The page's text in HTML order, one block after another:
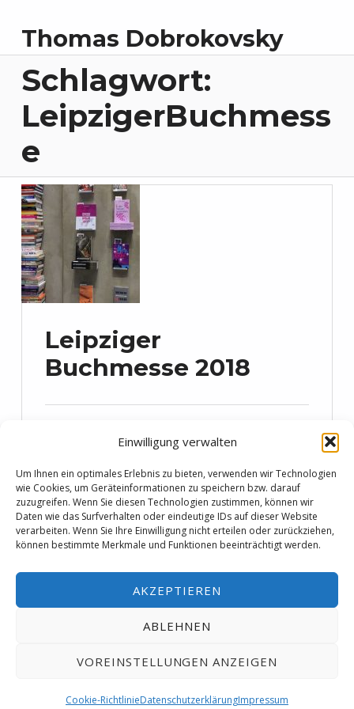
Einwilligung verwalten
Um Ihnen ein optimales Erlebnis zu bieten, verwenden wir Technologien
wie Cookies, um Geräteinformationen zu speichern bzw. darauf
zuzugreifen. Wenn Sie diesen Technologien zustimmen, können wir
Daten wie das Surfverhalten oder eindeutige IDs auf dieser Website
verarbeiten. Wenn Sie Ihre Einwilligung nicht erteilen oder zurückziehen,
können bestimmte Merkmale und Funktionen beeinträchtigt werden.
AKZEPTIEREN
ABLEHNEN
VOREINSTELLUNGEN ANZEIGEN
Cookie-RichtlinieDatenschutzerklärungImpressum
Thomas Dobrokovsky
MENÜ
Schlagwort:
LeipzigerBuchmess
e
Leipziger
Buchmesse 2018
VERÖFFENTLICHT AM: 26. März 2018
Nach dem positivem Erlebnis auf der
Frankfurter Buchmesse war für mich
klar: Auf der Leipziger Buchmesse
2018 bin ich ebenfalls am Start! Meine
die Präsenz der „Gedankenpolizei„ an
den Ständen von Books on Demand
“Leipziger Buchmesse 2018”